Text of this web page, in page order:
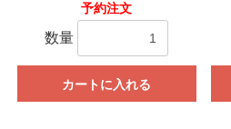
予約注文
数量
カートに入れる